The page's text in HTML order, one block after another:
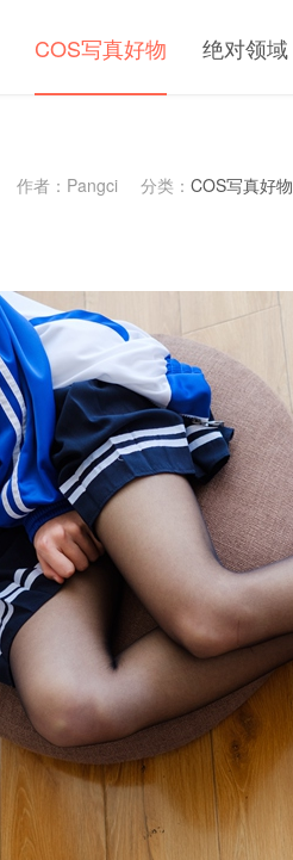
COS写真好物 绝对领域
作者：Pangci 分类： COS写真好物